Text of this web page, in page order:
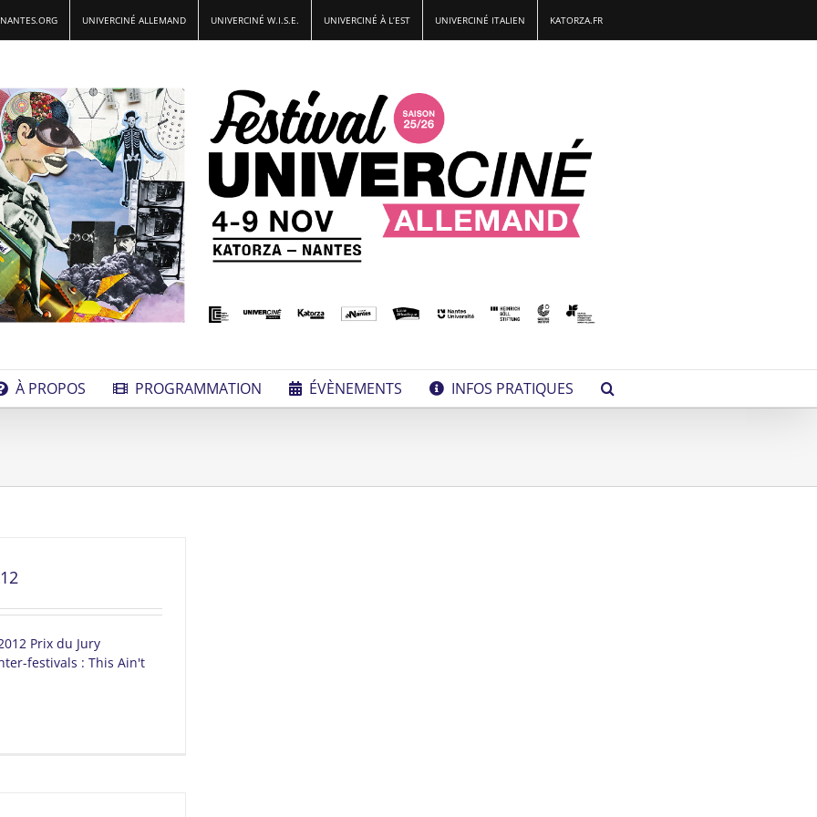
UNIVERCINÉ ALLEMAND UNIVERCINÉ W.I.S.E. UNIVERCINÉ À L’EST UNIVERCINÉ ITALIEN KATORZA.FR
À PROPOS PROGRAMMATION ÉVÈNEMENTS INFOS PRATIQUES
Prix du Jury
festivals : This Ain't